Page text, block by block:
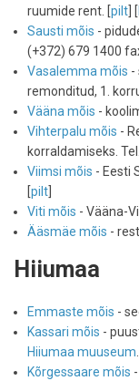
ruumide rent. [pilt ] [
Sausti mõis -
(+372) 679 1400
Vasalemma mõis -
remonditud, 1.
Vääna mõis -
Vihterpalu mõis -
korraldamiseks.
Viimsi mõis - Eesti
[pilt
Viti mõis - Vääna-
Ääsmäe mõis -
Hiiumaa
Emmaste mõis -
Kassari mõis -
Hiiumaa muuseum
Kõrgessaare mõis